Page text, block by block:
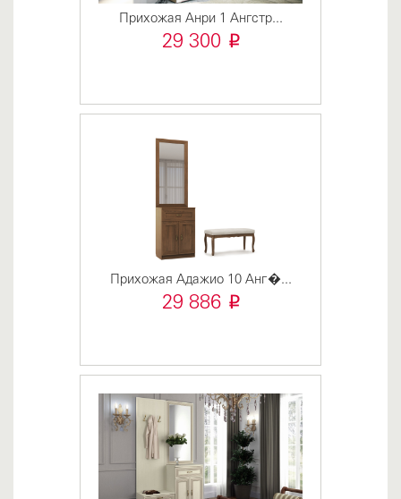
Прихожая Анри 1 Ангстр...
29 300 i
Прихожая Адажио 10 Анг�...
29 886 i